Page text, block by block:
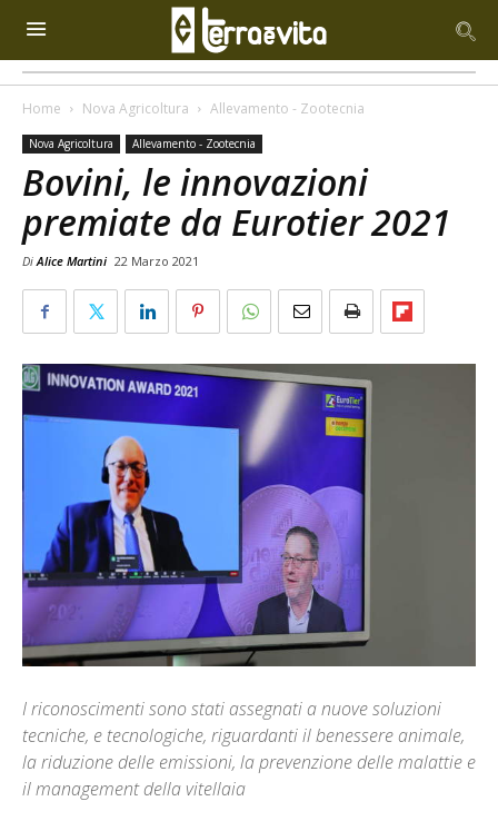
Home Nova Agricoltura Allevamento - Zootecnia
Nova Agricoltura Allevamento - Zootecnia
Bovini, le innovazioni
premiate da Eurotier 2021
DiAlice Martini 22 Marzo 2021
I riconoscimenti sono stati assegnati a nuove soluzioni
tecniche, e tecnologiche, riguardanti il benessere animale,
la riduzione delle emissioni, la prevenzione delle malattie e
il management della vitellaia